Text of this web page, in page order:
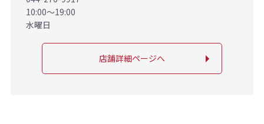
10:00～19:00
水曜日
店舗詳細ページへ